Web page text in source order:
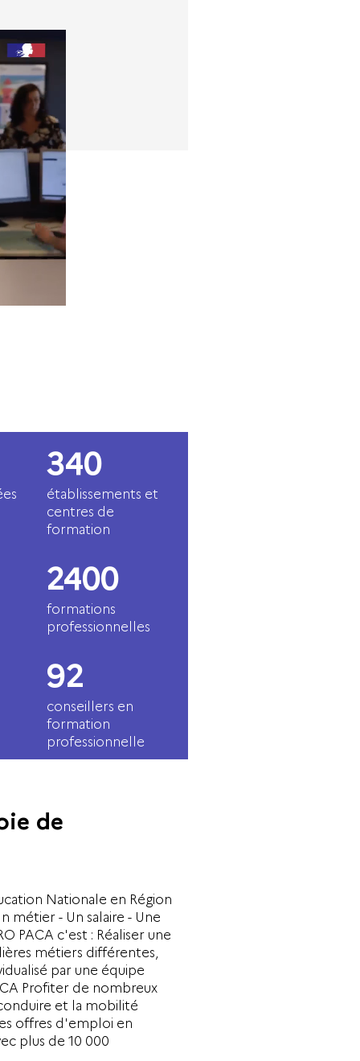
340
établissements et
centres de
formation
2400
formations
professionnelles
92
conseillers en
formation
professionnelle
de
Nationale en Région
métier - Un salaire - Une
PACA c'est : Réaliser une
métiers différentes,
par une équipe
Profiter de nombreux
et la mobilité
offres d'emploi en
plus de 10 000